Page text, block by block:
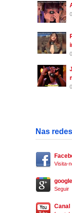
Nas
Visita-
Seguir
Canal